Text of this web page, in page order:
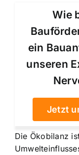
Wie
ein
unseren
Jetzt
Die Ökobilanz